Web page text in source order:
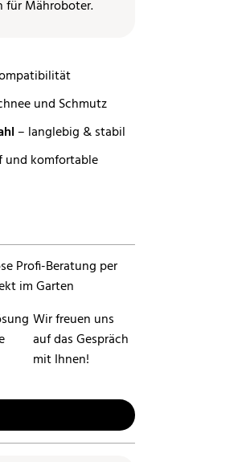
und Schmutz
– langlebig & stabil
und komfortable
Wir freuen uns
auf das Gespräch
mit Ihnen!